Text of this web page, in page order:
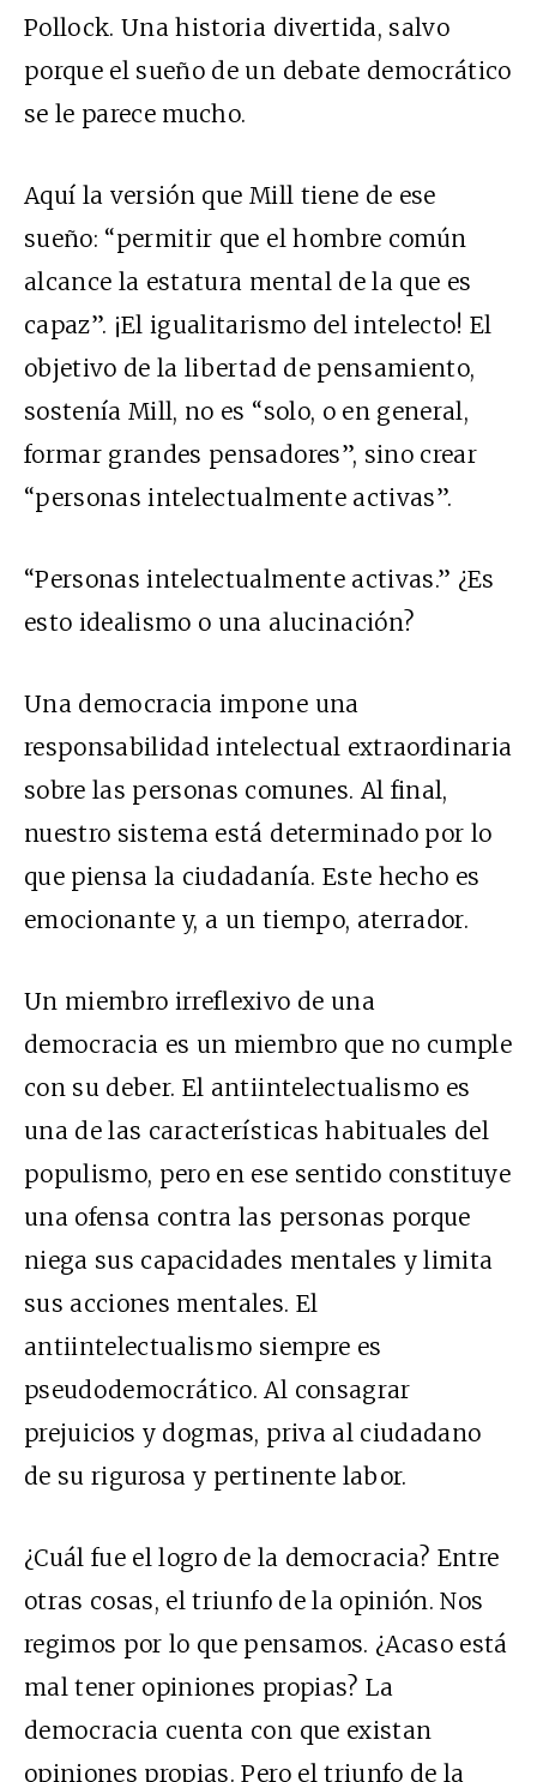
Pollock. Una historia divertida, salvo
porque el sueño de un debate democrático
se le parece mucho.
Aquí la versión que Mill tiene de ese
sueño: “permitir que el hombre común
alcance la estatura mental de la que es
capaz”. ¡El igualitarismo del intelecto! El
objetivo de la libertad de pensamiento,
sostenía Mill, no es “solo, o en general,
formar grandes pensadores”, sino crear
“personas intelectualmente activas”.
“Personas intelectualmente activas.” ¿Es
esto idealismo o una alucinación?
Una democracia impone una
responsabilidad intelectual extraordinaria
sobre las personas comunes. Al final,
nuestro sistema está determinado por lo
que piensa la ciudadanía. Este hecho es
emocionante y, a un tiempo, aterrador.
Un miembro irreflexivo de una
democracia es un miembro que no cumple
con su deber. El antiintelectualismo es
una de las características habituales del
populismo, pero en ese sentido constituye
una ofensa contra las personas porque
niega sus capacidades mentales y limita
sus acciones mentales. El
antiintelectualismo siempre es
pseudodemocrático. Al consagrar
prejuicios y dogmas, priva al ciudadano
de su rigurosa y pertinente labor.
¿Cuál fue el logro de la democracia? Entre
otras cosas, el triunfo de la opinión. Nos
regimos por lo que pensamos. ¿Acaso está
mal tener opiniones propias? La
democracia cuenta con que existan
opiniones propias. Pero el triunfo de la